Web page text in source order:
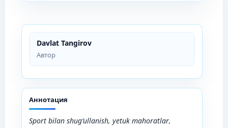
Davlat Tangirov
Автор
Аннотация
Sport bilan shug‘ullanish, yetuk mahoratlar,